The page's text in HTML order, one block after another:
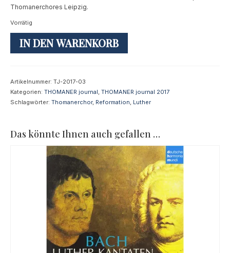
Thomanerchores Leipzig.
Vorrätig
THOMANER
journal
IN DEN WARENKORB
Artikelnummer: TJ-2017-03
Kategorien: THOMANER journal, THOMANER journal 2017
Schlagwörter: Thomanerchor, Reformation, Luther
Das könnte Ihnen auch gefallen …